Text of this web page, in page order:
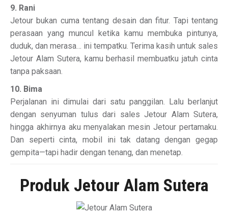
9. Rani
Jetour bukan cuma tentang desain dan fitur. Tapi tentang
perasaan yang muncul ketika kamu membuka pintunya,
duduk, dan merasa… ini tempatku. Terima kasih untuk sales
Jetour Alam Sutera, kamu berhasil membuatku jatuh cinta
tanpa paksaan.
10. Bima
Perjalanan ini dimulai dari satu panggilan. Lalu berlanjut
dengan senyuman tulus dari sales Jetour Alam Sutera,
hingga akhirnya aku menyalakan mesin Jetour pertamaku.
Dan seperti cinta, mobil ini tak datang dengan gegap
gempita—tapi hadir dengan tenang, dan menetap.
Produk Jetour Alam Sutera